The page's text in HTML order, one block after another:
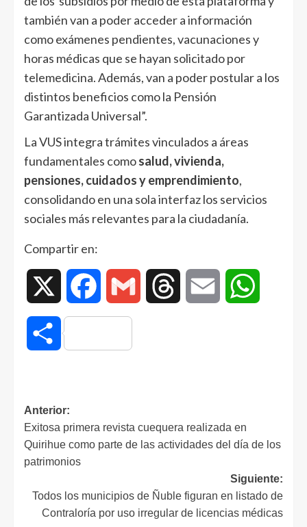
también van a poder acceder a información
como exámenes pendientes, vacunaciones y
horas médicas que se hayan solicitado por
telemedicina. Además, van a poder postular a los
distintos beneficios como la Pensión
Garantizada Universal”.
La VUS integra trámites vinculados a áreas
fundamentales comosalud, vivienda,
pensiones, cuidados y emprendimiento,
consolidando en una sola interfaz los servicios
sociales más relevantes para la ciudadanía.
Compartir en:
Facebook Gmail Threads Email
Compartir
Anterior:
Exitosa primera revista cuequera realizada en
Quirihue como parte de las actividades del día de los
patrimonios
Siguiente:
Todos los municipios de Ñuble figuran en listado de
Contraloría por uso irregular de licencias médicas